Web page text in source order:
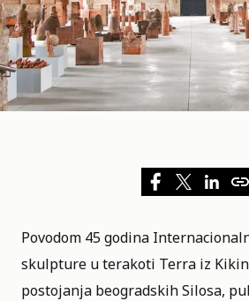
Povodom 45 godina
skulpture u terakoti Terra iz
postojanja beogradskih Silosa,